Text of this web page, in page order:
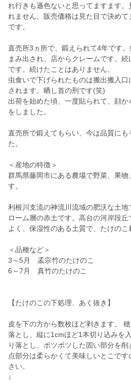
れ行きも遜色ないと思ってますます
れません。販売価格は見た目で決め
です。
直売所3ヵ所で、鍛えられて4年です
まみ出され、店からクレームです。
です。続けたことはありません。
虫食いで下げられたものは搬出搬入
されます。晒し首の刑です(笑)
出荷を始めた頃、一度貼られて、顔
をしました。
直売所で鍛えてもらい、今は品質にも
た。
＜産地の特徴＞
群馬県藤岡市にある農場で野菜、果物
す。
利根川支流の神流川流域の肥沃な土
ローム層の赤土です。高台の河岸段
よく、保湿性のある土質で、たけのこ
＜品種など＞
3～5月 孟宗竹のたけのこ
6～7月 真竹のたけのこ
【たけのこの下処理、あく抜き】
皮を下の方から数枚ほど剥きます。
落とし、縦に1cmほど1本切り込みを
り落とし、ボツボツした固い部分を
点部分は柔らかくて美味しいとこで
さい。
↓